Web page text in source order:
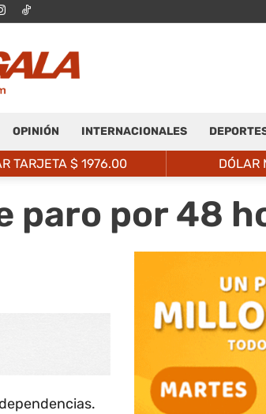
OPINIÓN INTERNACIONALES
TARJETA $ 1976.00 DÓLAR
paro por 48